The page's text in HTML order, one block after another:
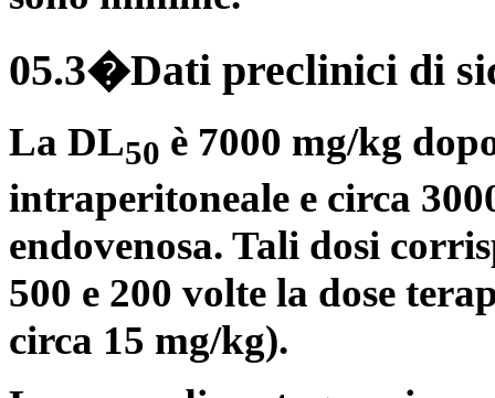
05.3�Dati preclinici di
La DL50 è 7000 mg/kg
intraperitoneale e circa
endovenosa. Tali dosi
500 e 200 volte la dose
circa 15 mg/kg).